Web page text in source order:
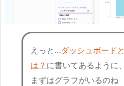
えっと…ダッシュボードと
は？ に書いてあるように、
まずはグラフがいるのね